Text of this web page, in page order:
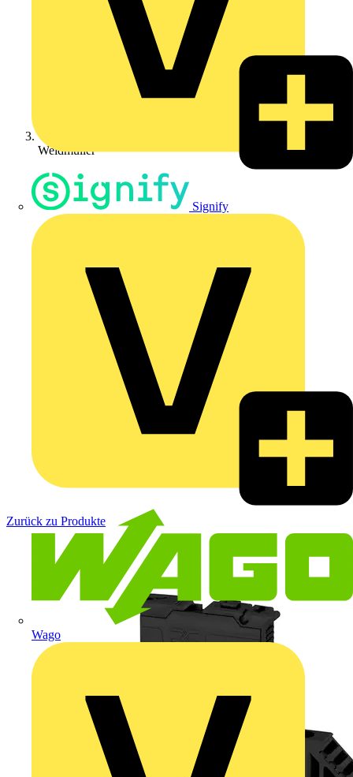
Signify
Wago
Weidmüller
Zurück zu Produkte